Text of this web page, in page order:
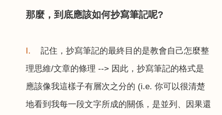
那麼，到底應該如何抄寫筆記呢?
I.
記住，抄寫筆記的最終目的是教會自己怎麼整
理思維/文章的條理 --> 因此，抄寫筆記的格式是
應該像我這樣子有層次之分的 (i.e. 你可以很清楚
地看到我每一段文字所成的關係，是並列、因果還